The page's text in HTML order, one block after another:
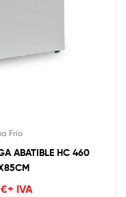
Frío
ABATIBLE HC 460
€+ IVA